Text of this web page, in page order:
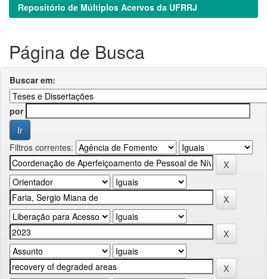
Repositório de Múltiplos Acervos da UFRRJ
Página de Busca
Buscar em:
por
Filtros correntes: